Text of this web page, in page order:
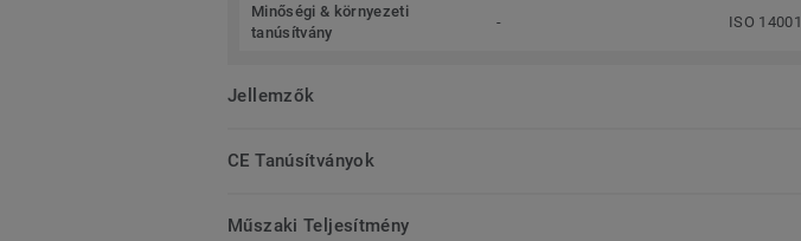
Minőségi & környezeti
tanúsítvány
- ISO 14001
Jellemzők
CE Tanúsítványok
Műszaki Teljesítmény